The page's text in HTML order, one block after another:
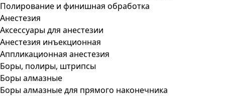
Полирование и финишная обработка
Анестезия
Аксессуары для анестезии
Анестезия инъекционная
Аппликационная анестезия
Боры, полиры, штрипсы
Боры алмазные
Боры алмазные для прямого наконечника